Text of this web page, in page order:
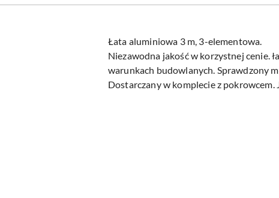
Łata aluminiowa 3 m, 3-elementowa.
Niezawodna jakość w korzystnej cenie.
warunkach budowlanych. Sprawdzony
Dostarczany w komplecie z